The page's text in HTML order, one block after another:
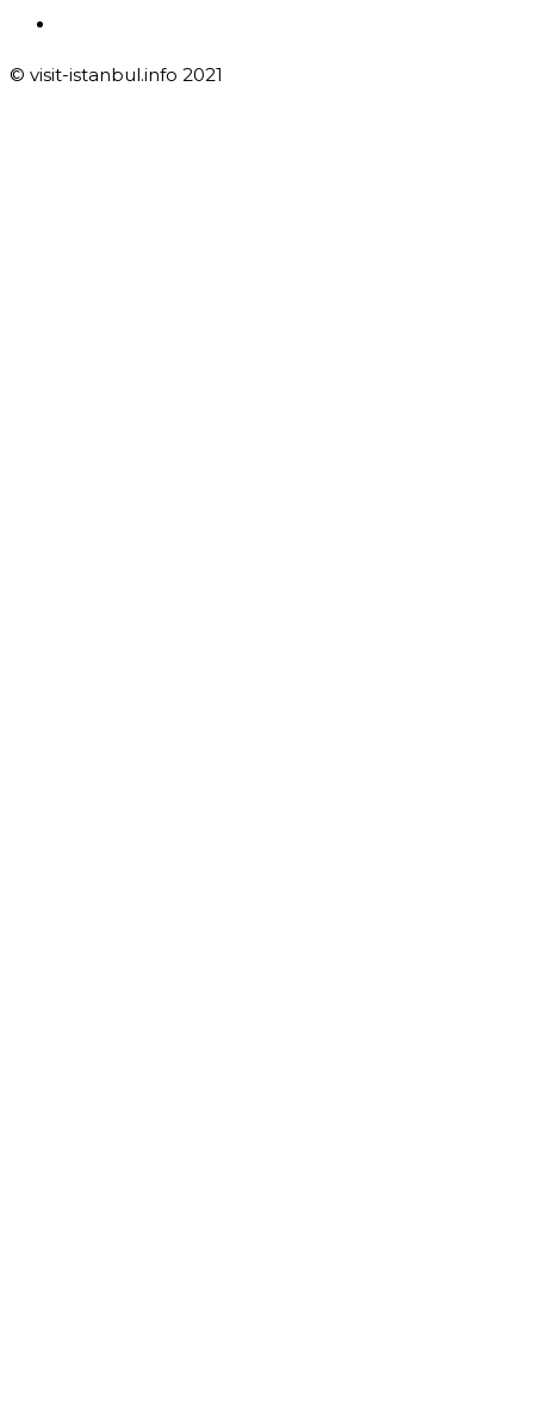
© visit-istanbul.info 2021